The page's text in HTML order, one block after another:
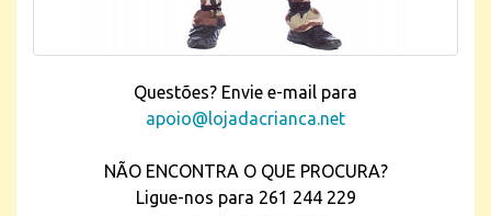
Questões? Envie e-mail para
apoio@lojadacrianca.net
NÃO ENCONTRA O QUE PROCURA?
Ligue-nos para 261 244 229